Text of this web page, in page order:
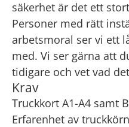
säkerhet är det ett
Personer med rätt
arbetsmoral ser vi ett
med. Vi ser gärna att
tidigare och vet vad
Krav
Truckkort A1-A4 samt
Erfarenhet av